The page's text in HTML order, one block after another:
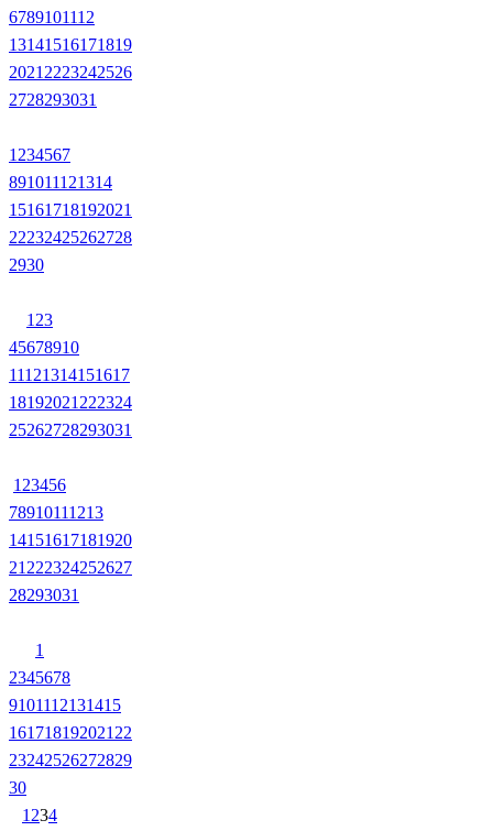
6789101112
13141516171819
2021 2223242526
2728293031
1 234567
891011121314
15161718192021
22232425262728
2930
1 23
45678910
11121314151617
18192021 222324
25262728293031
1 23456
78910111213
14151617181920
21 222324252627
28293031
1
2345678
9101112131415
161718192021 22
23242526272829
30
1 234